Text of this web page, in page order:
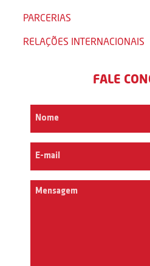
PARCERIAS
RELAÇÕES INTERNACIONAIS
FALE